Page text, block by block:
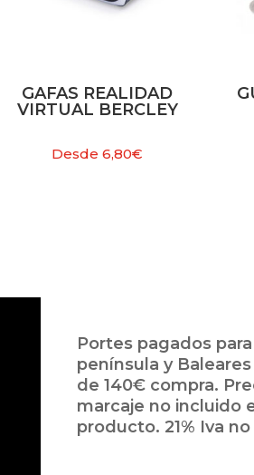
GAFAS REALIDAD
VIRTUAL BERCLEY
Desde6,80€
Portes pagados para
península y
de 140€ compra.
marcaje no incluido
producto. 21% Iva